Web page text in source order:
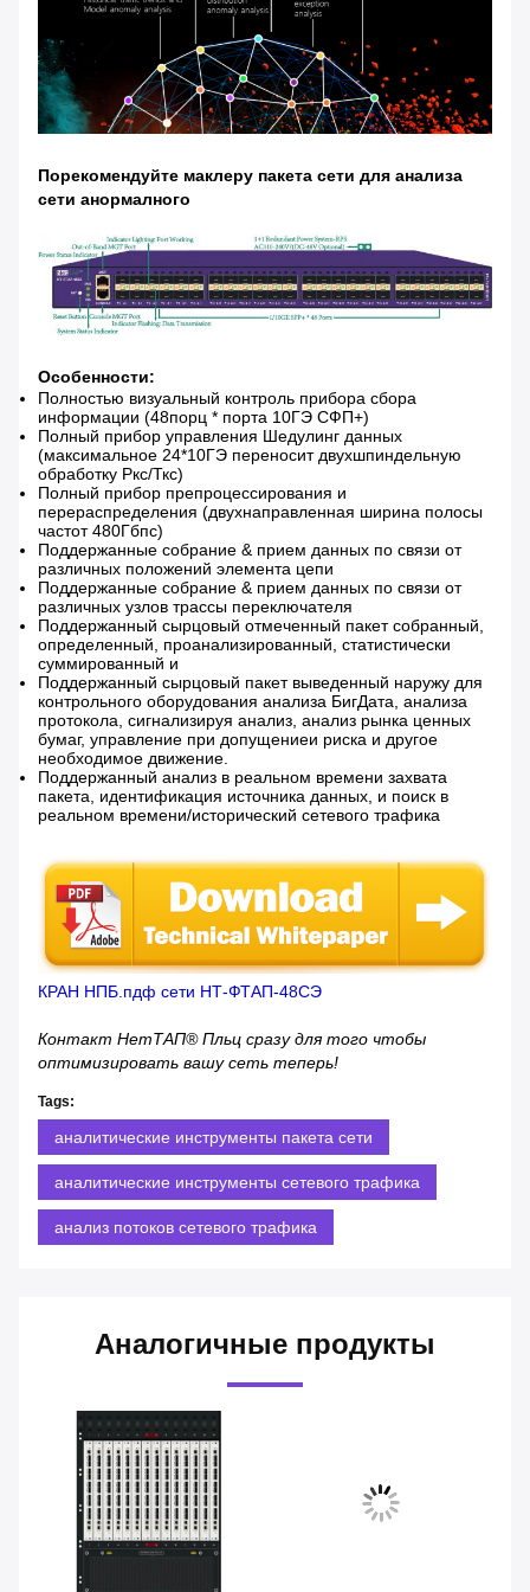
Порекомендуйте маклеру пакета сети для анализа
сети анормалного
Особенности:
Полностью визуальный контроль прибора сбора
информации (48порц * порта 10ГЭ СФП+)
Полный прибор управления Шедулинг данных
(максимальное 24*10ГЭ переносит двухшпиндельную
обработку Ркс/Ткс)
Полный прибор препроцессирования и
перераспределения (двухнаправленная ширина полосы
частот 480Гбпс)
Поддержанные собрание & прием данных по связи от
различных положений элемента цепи
Поддержанные собрание & прием данных по связи от
различных узлов трассы переключателя
Поддержанный сырцовый отмеченный пакет собранный,
определенный, проанализированный, статистически
суммированный и
Поддержанный сырцовый пакет выведенный наружу для
контрольного оборудования анализа БигДата, анализа
протокола, сигнализируя анализ, анализ рынка ценных
бумаг, управление при допущениеи риска и другое
необходимое движение.
Поддержанный анализ в реальном времени захвата
пакета, идентификация источника данных, и поиск в
реальном времени/исторический сетевого трафика
КРАН НПБ.пдф сети НТ-ФТАП-48СЭ
Контакт НетТАП® Пльц сразу для того чтобы
оптимизировать вашу сеть теперь!
Tags:
аналитические инструменты пакета сети
аналитические инструменты сетевого трафика
анализ потоков сетевого трафика
Аналогичные продукты